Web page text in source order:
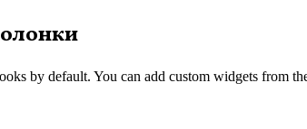
by default. You can add custom widgets from